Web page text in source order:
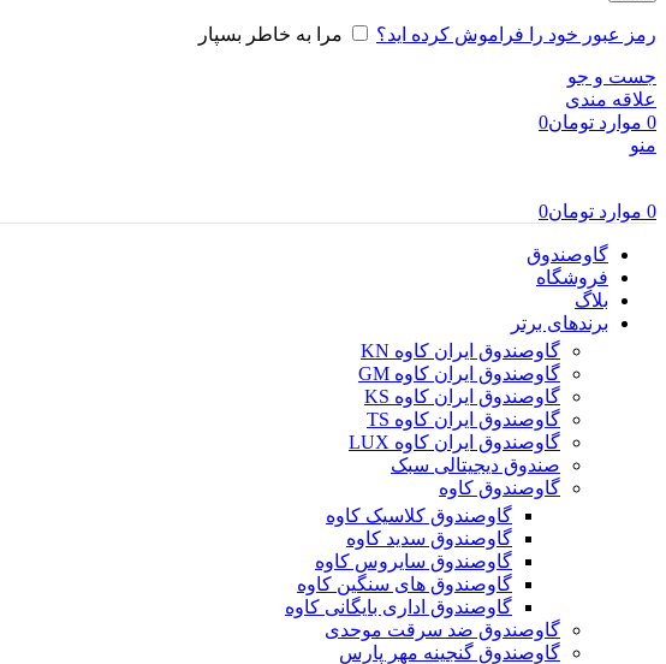
رمز عبور خود را فراموش کرده اید؟ مرا به خاطر بسپار
جست و جو
علاقه مندی
0 موارد تومان0
منو
0 موارد تومان0
گاوصندوق
فروشگاه
بلاگ
برندهای برتر
گاوصندوق ایران کاوه KN
گاوصندوق ایران کاوه GM
گاوصندوق ایران کاوه KS
گاوصندوق ایران کاوه TS
گاوصندوق ایران کاوه LUX
صندوق دیجیتالی سبک
گاوصندوق کاوه
گاوصندوق کلاسیک کاوه
گاوصندوق سدید کاوه
گاوصندوق سایروس کاوه
گاوصندوق های سنگین کاوه
گاوصندوق اداری بایگانی کاوه
گاوصندوق ضد سرقت موحدی
گاوصندوق گنجینه مهر پارس